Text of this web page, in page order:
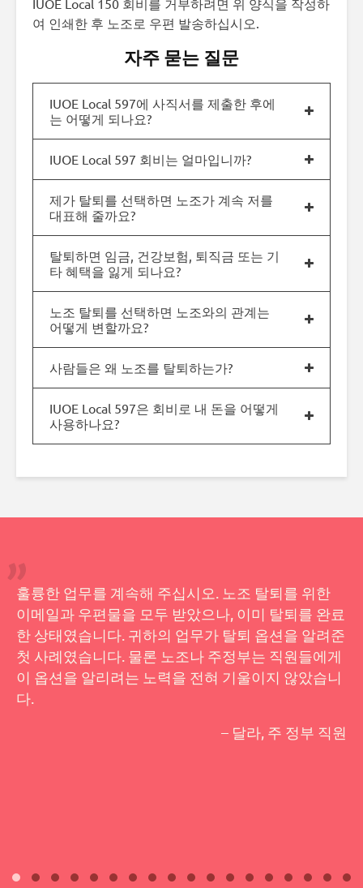
IUOE Local 150 회비를 거부하려면 위 양식을 작성하
여 인쇄한 후 노조로 우편 발송하십시오.
자주 묻는 질문
IUOE Local 597에 사직서를 제출한 후에
는 어떻게 되나요?
IUOE Local 597 회비는 얼마입니까?
제가 탈퇴를 선택하면 노조가 계속 저를
대표해 줄까요?
탈퇴하면 임금, 건강보험, 퇴직금 또는 기
타 혜택을 잃게 되나요?
노조 탈퇴를 선택하면 노조와의 관계는
어떻게 변할까요?
사람들은 왜 노조를 탈퇴하는가?
IUOE Local 597은 회비로 내 돈을 어떻게
사용하나요?
훌륭한 업무를 계속해 주십시오. 노조 탈퇴를 위한
이메일과 우편물을 모두 받았으나, 이미 탈퇴를 완료
한 상태였습니다. 귀하의 업무가 탈퇴 옵션을 알려준
첫 사례였습니다. 물론 노조나 주정부는 직원들에게
이 옵션을 알리려는 노력을 전혀 기울이지 않았습니
다.
– 달라, 주 정부 직원